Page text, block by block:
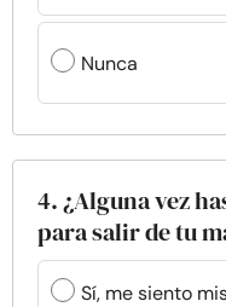
Nunca
4. ¿Alguna vez
para salir de tu
Sí, me siento